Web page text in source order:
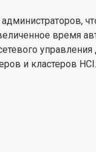
и кластеров